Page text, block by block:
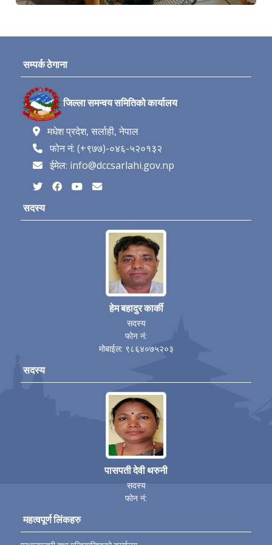
सम्पर्क ठेगाना
जिल्ला समन्वय समितिको कार्यालय
मधेश प्रदेश, सर्लाही, नेपाल
फोन नं: (+९७७)-०४६-५२०१३२
ईमेल: info@dccsarlahi.gov.np
सदस्य
हेम बहादुर कार्की
सदस्य
फोन नं:
मोबाईल: ९८६४०७५२०३
सदस्य
पासपती देवी थरुनी
सदस्य
फोन नं:
महत्वपूर्ण लिंकहरु